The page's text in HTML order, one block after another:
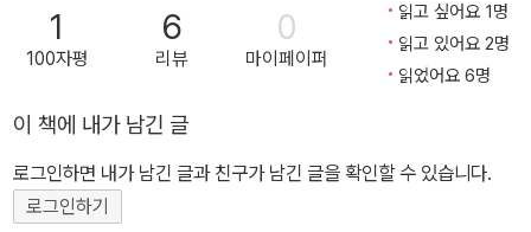
가 주는 재미에 더하여 말하기 중심의 표현 연습을 통해 일상생활에
서 꼭 필요한 필수 영어 표현들을 배울 수 있다.『놓지 마 초등 영단어』
처럼 여전히 재미있지만 이제 의사소통 영역으로 영어 학습의 범위를
확장하여 자신 있는 영어 말하기에 도전해 보자! 80개 필수 회화와 5
습을 통해 초등 영어 교육의 목표 달성 『놓지 마 초등 영어 표현』은
‘묻고 답하는 능력을 키워 일상생활에서 영어로 의사소통할 수 있는
1
100자평
6
리뷰
0
마이페이퍼
읽고 싶어요 1명
읽고 있어요 2명
읽었어요 6명
이 책에 내가 남긴 글
로그인하면 내가 남긴 글과 친구가 남긴 글을 확인할 수 있습니다.
로그인하기